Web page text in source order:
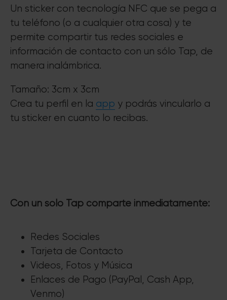
Un sticker con tecnología NFC que se pega a
tu teléfono (o a cualquier otra cosa) y te
permite compartir tus redes sociales e
información de contacto con un sólo Tap, de
manera inalámbrica.
Tamaño: 3cm x 3cm
Crea tu perfil en la app y podrás vincularlo a
tu sticker en cuanto lo recibas.
Con un solo Tap comparte inmediatamente:
Redes Sociales
Tarjeta de Contacto
Videos, Fotos y Música
Enlaces de Pago (PayPal, Cash App,
Venmo)